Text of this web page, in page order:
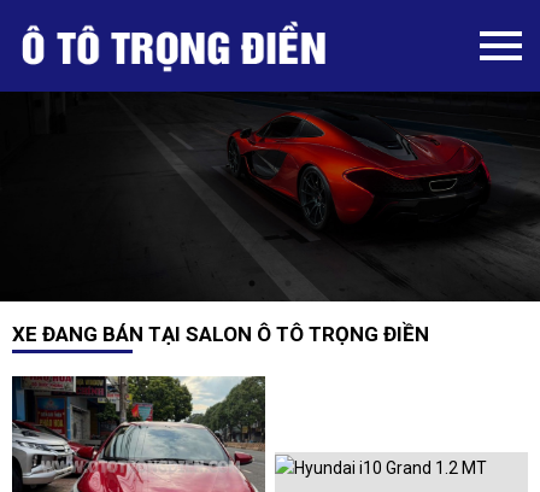
XE ĐANG BÁN TẠI SALON Ô TÔ TRỌNG ĐIỀN